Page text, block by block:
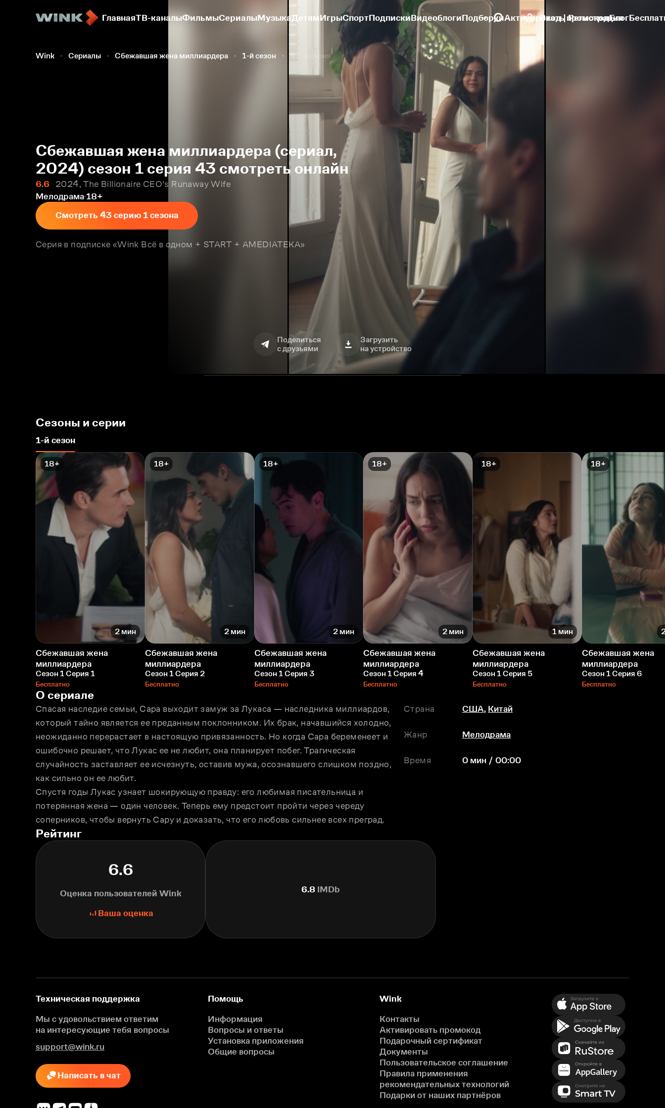
ГлавнаяТВ-каналыФильмыСериалыМузыкаДетямИгрыСпортПодпискиВидеоблогиПодборкиАктивировать промокодБлог
Вход | Регистрация
Wink Сериалы Сбежавшая жена миллиардера 1-й сезон 43-я серия
Сбежавшая жена миллиардера (сериал,
2024) сезон 1 серия 43 смотреть онлайн
6.6
2024, The Billionaire CEO's Runaway Wife
Мелодрама 18+
Смотреть 43 серию 1 сезона
Серия в подписке «Wink Всё в одном + START + AMEDIATEKA»
Поделиться
с друзьями
Загрузить
на устройство
Сезоны и серии
1-й сезон
18+
2 мин
Сбежавшая жена
миллиардера
Сезон 1 Серия 1
Бесплатно
18+
2 мин
Сбежавшая жена
миллиардера
Сезон 1 Серия 2
Бесплатно
18+
2 мин
Сбежавшая жена
миллиардера
Сезон 1 Серия 3
Бесплатно
18+
2 мин
Сбежавшая жена
миллиардера
Сезон 1 Серия 4
Бесплатно
18+
1 мин
Сбежавшая жена
миллиардера
Сезон 1 Серия 5
Бесплатно
18+
Сбежавшая жена
миллиардера
Сезон 1 Серия 6
Бесплатно
О сериале
Спасая наследие семьи, Сара выходит замуж за Лукаса — наследника миллиардов,
который тайно является ее преданным поклонником. Их брак, начавшийся холодно,
неожиданно перерастает в настоящую привязанность. Но когда Сара беременеет и
ошибочно решает, что Лукас ее не любит, она планирует побег. Трагическая
случайность заставляет ее исчезнуть, оставив мужа, осознавшего слишком поздно,
как сильно он ее любит.
Спустя годы Лукас узнает шокирующую правду: его любимая писательница и
потерянная жена — один человек. Теперь ему предстоит пройти через череду
соперников, чтобы вернуть Сару и доказать, что его любовь сильнее всех преград.
Страна США, Китай
Жанр Мелодрама
Время 0 мин / 00:00
Рейтинг
6.6
Оценка пользователей Wink
Ваша оценка
6.8IMDb
Техническая поддержка
Мы с удовольствием ответим
на интересующие тебя вопросы
support@wink.ru
Написать в чат
Помощь
Информация
Вопросы и ответы
Установка приложения
Общие вопросы
Wink
Контакты
Активировать промокод
Подарочный сертификат
Документы
Пользовательское соглашение
Правила применения
рекомендательных технологий
Подарки от наших партнёров